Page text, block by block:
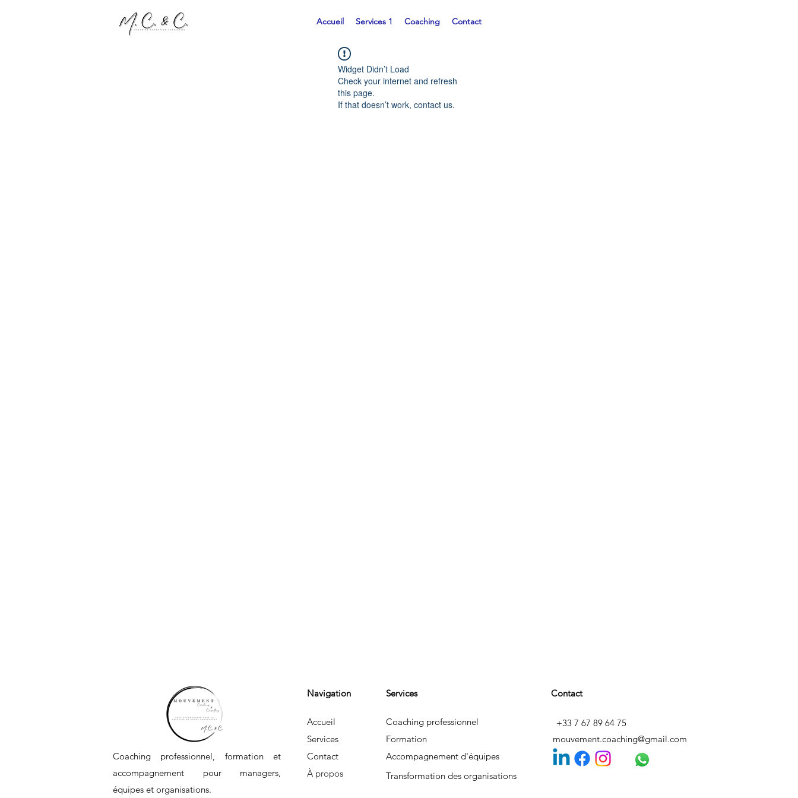
Accueil Services 1 Coaching Contact
Widget Didn’t Load
Check your internet and refresh
this page.
If that doesn’t work, contact us.
Coaching professionnel, formation et
accompagnement pour managers,
équipes et organisations.
Navigation Services
Accueil
Coaching professionnel
Services
Formation
Contact
Accompagnement d'équipes
À propos
Transformation des organisations
Contact
+33 7 67 89 64 75
mouvement.coaching@gmail.com